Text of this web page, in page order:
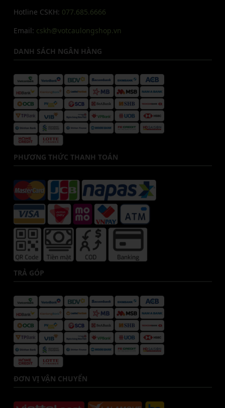
Hotline CSKH: 077.685.6666
Email: cskh@votcaulongshop.vn
DANH SÁCH NGÂN HÀNG
PHƯƠNG THỨC THANH TOÁN
TRẢ GÓP
ĐƠN VỊ VẬN CHUYỂN